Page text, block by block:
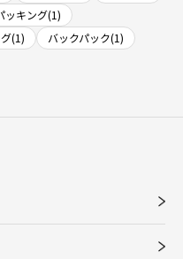
ッキング(1)
(1)
バックパック(1)